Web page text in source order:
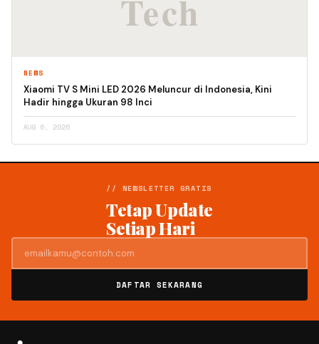
NEWS
Xiaomi TV S Mini LED 2026 Meluncur di Indonesia, Kini
Hadir hingga Ukuran 98 Inci
AUG 6, 2026
// NEWSLETTER GRATIS
Tetap Update
Setiap Hari
DAFTAR SEKARANG